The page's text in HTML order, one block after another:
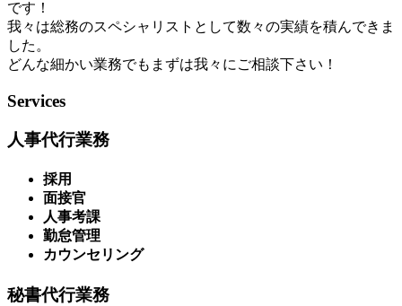
です！
我々は総務のスペシャリストとして数々の実績を積んできま
した。
どんな細かい業務でもまずは我々にご相談下さい！
Services
人事代行業務
採用
面接官
人事考課
勤怠管理
カウンセリング
秘書代行業務